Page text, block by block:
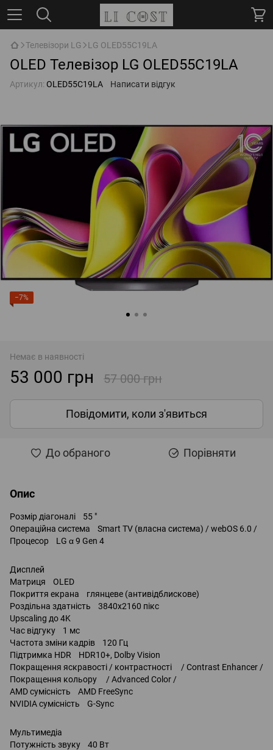
Телевізори LG LG OLED55C19LA
OLED Телевізор LG OLED55C19LA
Артикул: OLED55C19LA Написати відгук
−7%
Немає в наявності
53 000 грн 57 000 грн
Повідомити, коли з'явиться
До обраного Порівняти
Опис
Розмір діагоналі 55 "
Операційна система Smart TV (власна система) / webOS 6.0 /
Процесор LG α 9 Gen 4
Дисплей
Матриця OLED
Покриття екрана глянцеве (антивідблискове)
Роздільна здатність 3840x2160 пікс
Upscaling до 4K
Час відгуку 1 мс
Частота зміни кадрів 120 Гц
Підтримка HDR HDR10+, Dolby Vision
Покращення яскравості / контрастності / Contrast Enhancer /
Покращення кольору / Advanced Color /
AMD сумісність AMD FreeSync
NVIDIA сумісність G-Sync
Мультимедіа
Потужність звуку 40 Вт